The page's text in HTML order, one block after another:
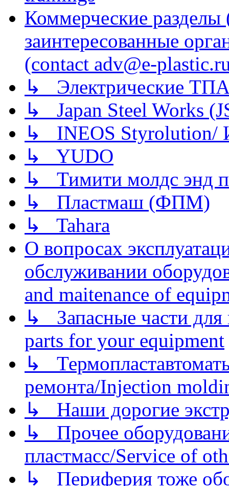
Коммерческие
заинтересованные
(contact adv@e-
↳ Электрические
↳ Japan Steel Works
↳ INEOS
↳ YUDO
↳ Тимити молдс энд
↳ Пластмаш (ФПМ)
↳ Tahara
О вопросах
обслуживании
and maitenance of
↳ Запасные части для
parts for your equipment
↳
ремонта/Injection
↳ Наши дорогие
↳ Прочее
пластмасс/Service of
↳ Периферия тоже